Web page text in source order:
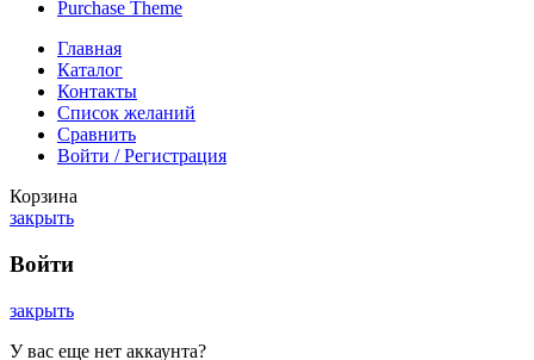
Purchase Theme
Главная
Каталог
Контакты
Список желаний
Сравнить
Войти / Регистрация
Корзина
закрыть
Войти
закрыть
У вас еще нет аккаунта?